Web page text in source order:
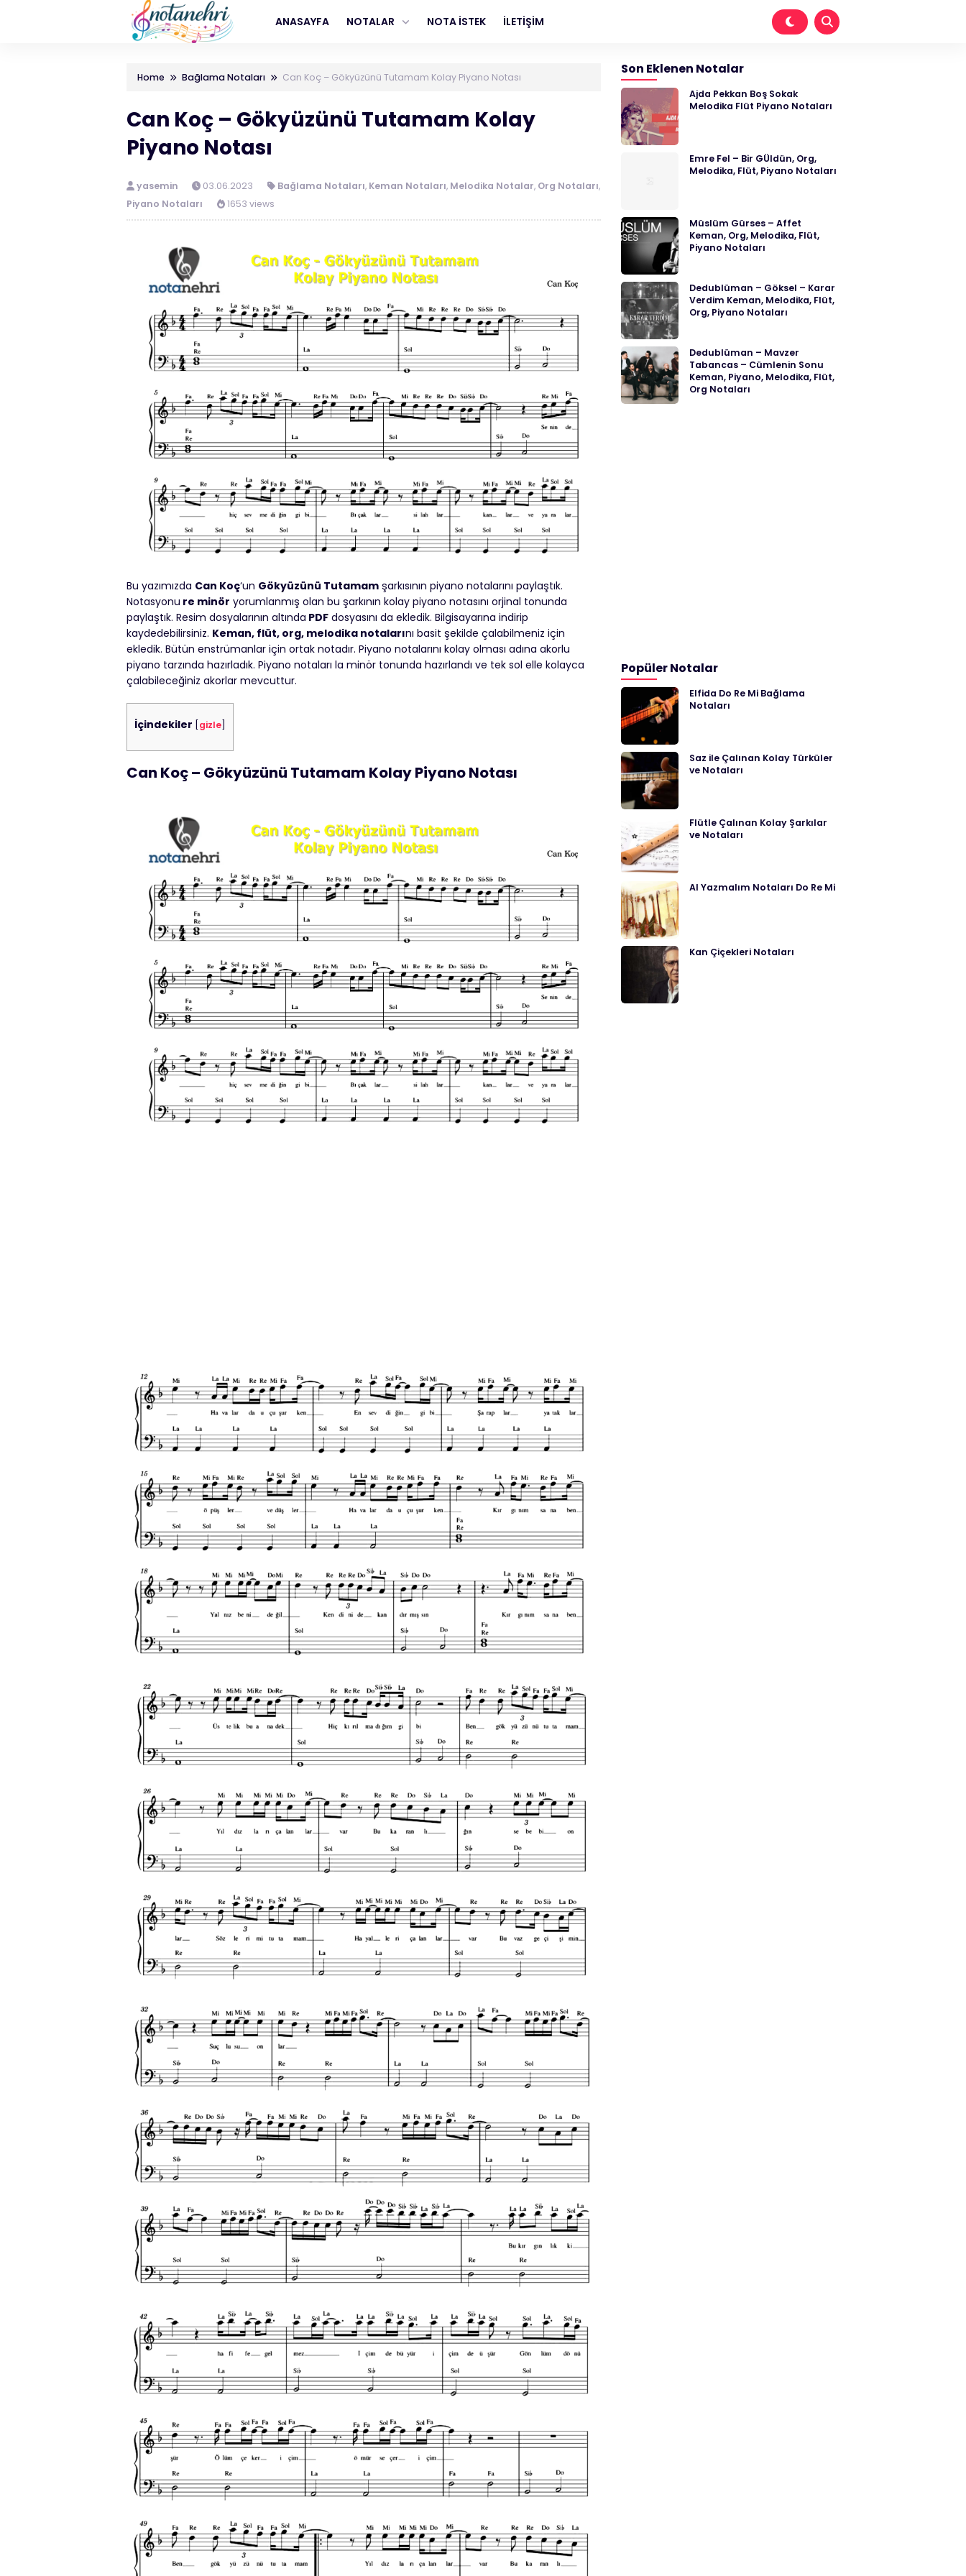
ANASAYFA NOTALAR NOTA İSTEK İLETİŞİM
Home Bağlama Notaları Can Koç – Gökyüzünü Tutamam Kolay Piyano Notası
Can Koç – Gökyüzünü Tutamam Kolay
Piyano Notası
yasemin 03.06.2023 Bağlama Notaları, Keman Notaları, Melodika Notalar, Org Notaları,
Piyano Notaları
1653 views
Bu yazımızda Can Koç‘un Gökyüzünü Tutamam şarkısının piyano notalarını paylaştık.
Notasyonu re minör yorumlanmış olan bu şarkının kolay piyano notasını orjinal tonunda
paylaştık. Resim dosyalarının altında PDF dosyasını da ekledik. Bilgisayarına indirip
kaydedebilirsiniz. Keman, flüt, org, melodika notalarını basit şekilde çalabilmeniz için
ekledik. Bütün enstrümanlar için ortak notadır. Piyano notalarını kolay olması adına akorlu
piyano tarzında hazırladık. Piyano notaları la minör tonunda hazırlandı ve tek sol elle kolayca
çalabileceğiniz akorlar mevcuttur.
İçindekiler gizle
Can Koç – Gökyüzünü Tutamam Kolay Piyano Notası
Son Eklenen Notalar
Ajda Pekkan Boş Sokak
Melodika Flüt Piyano Notaları
Emre Fel – Bir GÜldün, Org,
Melodika, Flüt, Piyano Notaları
Müslüm Gürses – Affet
Keman, Org, Melodika, Flüt,
Piyano Notaları
Dedublüman – Göksel – Karar
Verdim Keman, Melodika, Flüt,
Org, Piyano Notaları
Dedublüman – Mavzer
Tabancas – Cümlenin Sonu
Keman, Piyano, Melodika, Flüt,
Org Notaları
Popüler Notalar
Elfida Do Re Mi Bağlama
Notaları
Saz ile Çalınan Kolay Türküler
ve Notaları
Flütle Çalınan Kolay Şarkılar
ve Notaları
Al Yazmalım Notaları Do Re Mi
Kan Çiçekleri Notaları